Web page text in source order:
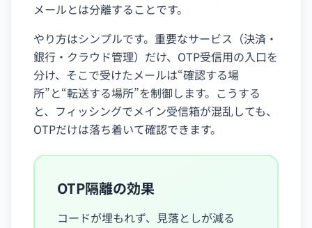
メールとは分離することです。
やり方はシンプルです。重要なサービス（決済・
銀行・クラウド管理）だけ、OTP受信用の入口を
分け、そこで受けたメールは“確認する場
所”と“転送する場所”を制御します。こうする
と、フィッシングでメイン受信箱が混乱しても、
OTPだけは落ち着いて確認できます。
OTP隔離の効果
コードが埋もれず、見落としが減る